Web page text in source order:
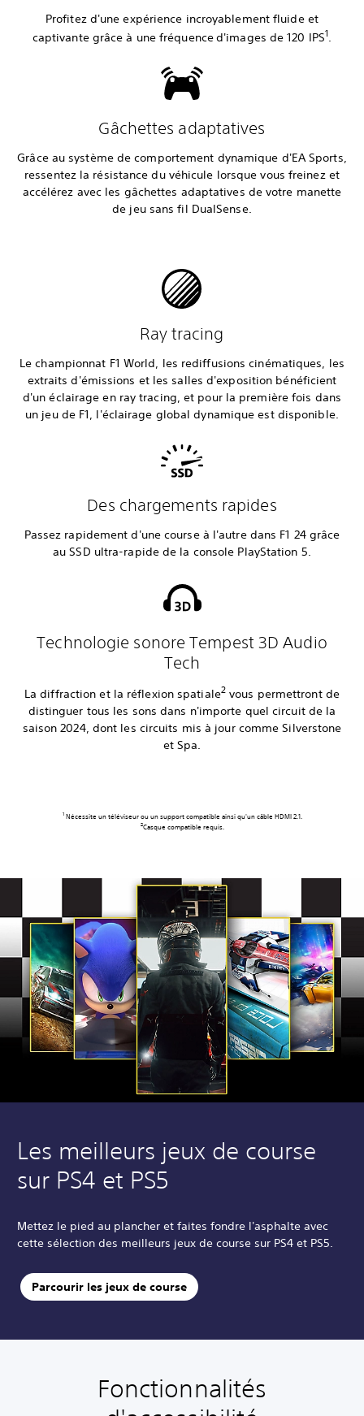
Profitez d'une expérience incroyablement fluide et
captivante grâce à une fréquenced'images de 120 IPS1.
Gâchettes adaptatives
Grâce au système de comportement dynamique d'EA Sports,
ressentez la résistance du véhicule lorsque vous freinez et
accélérez avec les gâchettes adaptatives de votre manette
de jeu sans fil DualSense.
Ray tracing
Le championnat F1 World, les rediffusions cinématiques, les
extraits d'émissions et les salles d'exposition bénéficient
d'un éclairage en ray tracing, et pour la première fois dans
un jeu de F1, l'éclairage global dynamique est disponible.
Des chargements rapides
Passez rapidement d'une course à l'autre dans F1 24 grâce
au SSD ultra-rapide de la console PlayStation 5.
Technologie sonore Tempest 3D Audio
Tech
La diffraction et la réflexion spatiale2 vous permettront de
distinguer tous les sons dans n'importe quel circuit de la
saison 2024, dont les circuits mis à jour comme Silverstone
et Spa.
1Nécessite un téléviseur ou un support compatible ainsi qu'un câble HDMI 2.1.
2Casque compatible requis.
Les meilleurs jeux de course
sur PS4 et PS5
Mettez le pied au plancher et faites fondre l'asphalte avec
cette sélection des meilleurs jeux de course sur PS4 et PS5.
Parcourir les jeux de course
Fonctionnalités